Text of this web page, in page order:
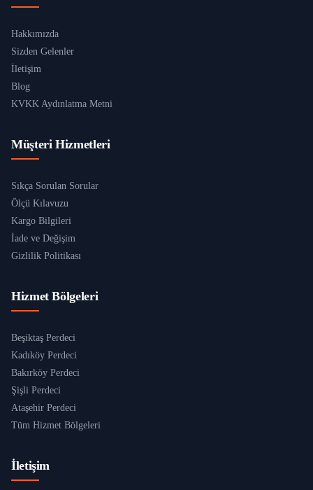
Hakkımızda
Sizden Gelenler
İletişim
Blog
KVKK Aydınlatma Metni
Müşteri Hizmetleri
Sıkça Sorulan Sorular
Ölçü Kılavuzu
Kargo Bilgileri
İade ve Değişim
Gizlilik Politikası
Hizmet Bölgeleri
Beşiktaş Perdeci
Kadıköy Perdeci
Bakırköy Perdeci
Şişli Perdeci
Ataşehir Perdeci
Tüm Hizmet Bölgeleri
İletişim